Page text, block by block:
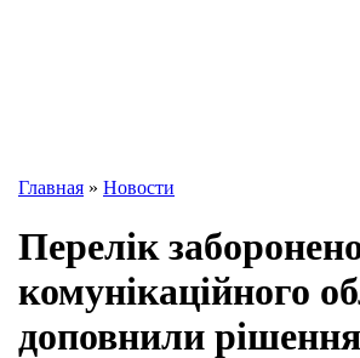
Главная » Новости
Перелік
комунікаційного
доповнили